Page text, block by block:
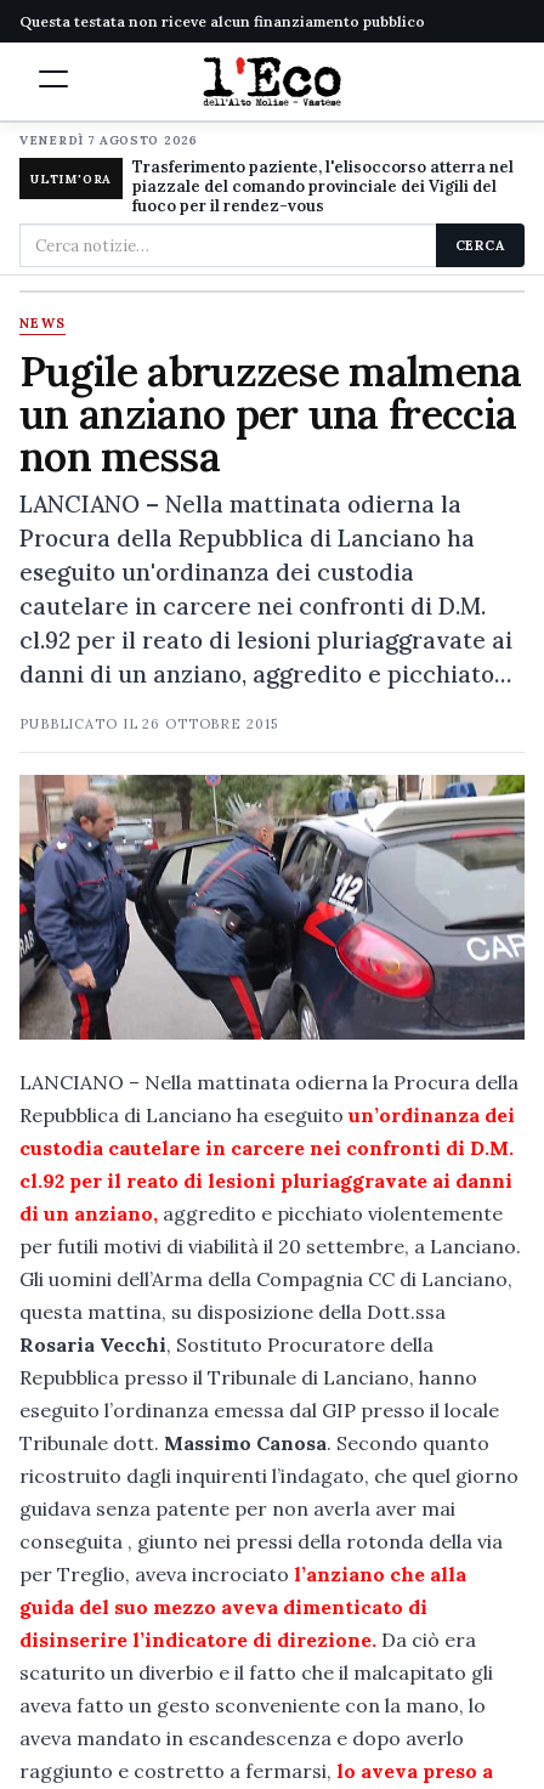
Questa testata non riceve alcun finanziamento pubblico
VENERDÌ 7 AGOSTO 2026
ULTIM'ORA
Trasferimento paziente, l'elisoccorso atterra nel
piazzale del comando provinciale dei Vigili del
fuoco per il rendez-vous
Cerca
nel
sito
CERCA
NEWS
Pugile abruzzese malmena
un anziano per una freccia
non messa
LANCIANO – Nella mattinata odierna la
Procura della Repubblica di Lanciano ha
eseguito un'ordinanza dei custodia
cautelare in carcere nei confronti di D.M.
cl.92 per il reato di lesioni pluriaggravate ai
danni di un anziano, aggredito e picchiato…
PUBBLICATO IL26 OTTOBRE 2015
LANCIANO – Nella mattinata odierna la Procura della
Repubblica di Lanciano ha eseguito un’ordinanza dei
custodia cautelare in carcere nei confronti di D.M.
cl.92 per il reato di lesioni pluriaggravate ai danni
di un anziano, aggredito e picchiato violentemente
per futili motivi di viabilità il 20 settembre, a Lanciano.
Gli uomini dell’Arma della Compagnia CC di Lanciano,
questa mattina, su disposizione della Dott.ssa
Rosaria Vecchi, Sostituto Procuratore della
Repubblica presso il Tribunale di Lanciano, hanno
eseguito l’ordinanza emessa dal GIP presso il locale
Tribunale dott. Massimo Canosa. Secondo quanto
ricostruito dagli inquirenti l’indagato, che quel giorno
guidava senza patente per non averla aver mai
conseguita , giunto nei pressi della rotonda della via
per Treglio, aveva incrociato l’anziano che alla
guida del suo mezzo aveva dimenticato di
disinserire l’indicatore di direzione. Da ciò era
scaturito un diverbio e il fatto che il malcapitato gli
aveva fatto un gesto sconveniente con la mano, lo
aveva mandato in escandescenza e dopo averlo
raggiunto e costretto a fermarsi, lo aveva preso a